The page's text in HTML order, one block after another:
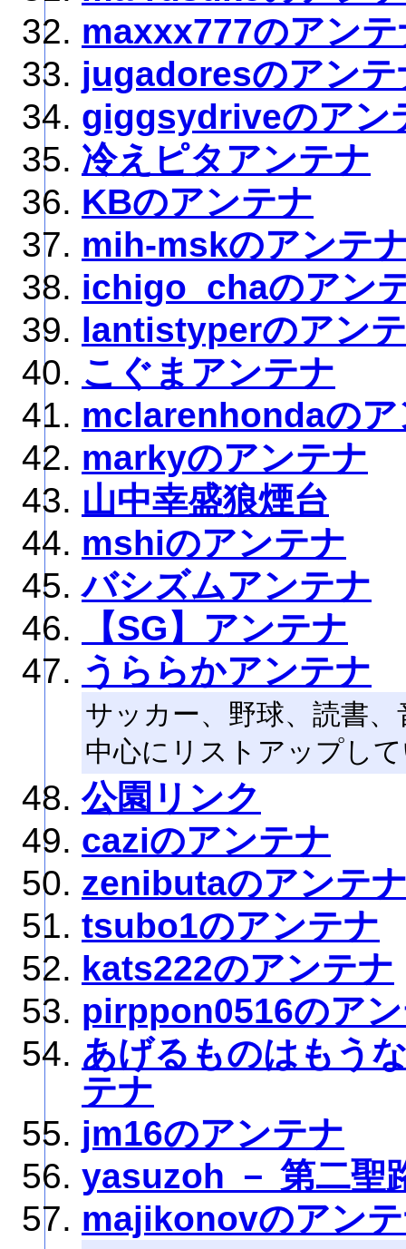
maxxx777のアンテ
jugadoresのアンテ
giggsydriveのアン
冷えピタアンテナ
KBのアンテナ
mih-mskのアンテ
ichigo_chaのアン
lantistyperのアン
こぐまアンテナ
mclarenhondaのア
markyのアンテナ
山中幸盛狼煙台
mshiのアンテナ
バシズムアンテナ
【SG】アンテナ
うららかアンテナ
サッカー、野球、読書
中心にリストアップし
公園リンク
caziのアンテナ
zenibutaのアンテ
tsubo1のアンテナ
kats222のアンテナ
pirppon0516のア
あげるものはもう
テナ
jm16のアンテナ
yasuzoh － 第二聖
majikonovのアン